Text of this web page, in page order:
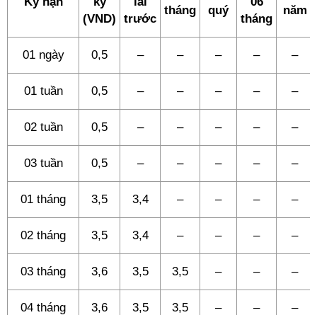
(VND)
trước
tháng quý
tháng
năm
01 ngày 0,5 – – – – –
01 tuần 0,5 – – – – –
02 tuần 0,5 – – – – –
03 tuần 0,5 – – – – –
01 tháng 3,5 3,4 – – – –
02 tháng 3,5 3,4 – – – –
03 tháng 3,6 3,5 3,5 – – –
04 tháng 3,6 3,5 3,5 – – –